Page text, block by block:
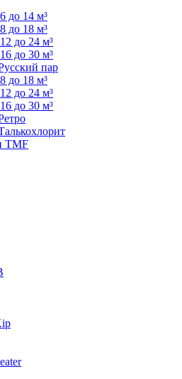
до 14 м³
до 18 м³
до 24 м³
до 30 м³
пар
до 18 м³
до 24 м³
до 30 м³
TMF